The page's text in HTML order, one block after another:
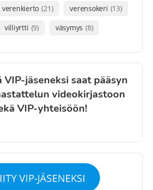
verenkierto (21) verensokeri (13)
villiyrtti (9) väsymys (8)
jäseneksi saat pääsyn
videokirjastoon
VIP-yhteisöön!
VIP-JÄSENEKSI